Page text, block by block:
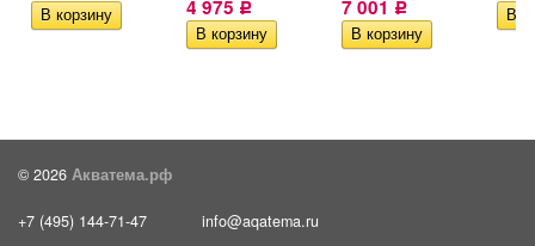
4 975 Р 7 001 Р
© 2026 Акватема.рф
+7 (495) 144-71-47 info@aqatema.ru